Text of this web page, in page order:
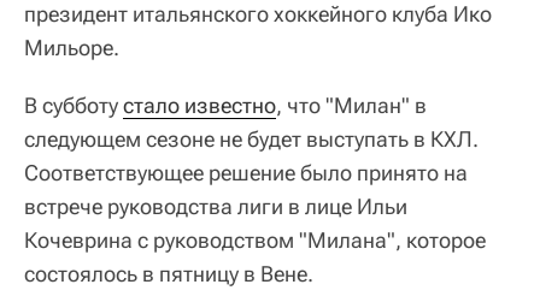
президент итальянского хоккейного клуба Ико
Мильоре.
В субботустало известно, что "Милан" в
следующем сезоне не будет выступать в КХЛ.
Соответствующее решение было принято на
встрече руководства лиги в лице Ильи
Кочеврина с руководством "Милана", которое
состоялось в пятницу в Вене.